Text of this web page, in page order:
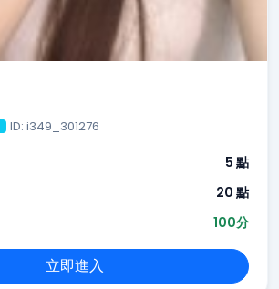
ID: i349_301276
5 點
20 點
100分
立即進入